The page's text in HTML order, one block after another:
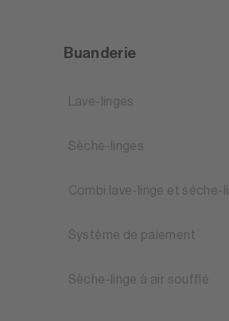
Buanderie
Lave-linges
Sèche-linges
Combi lave-linge et séche-
Système de paiement
Sèche-linge à air soufflé